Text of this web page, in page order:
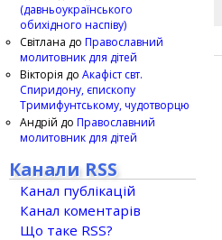
(давньоукраїнського
обихідного наспіву)
Світлана до Православний
молитовник для дітей
Вікторія до Акафіст свт.
Спиридону, єпископу
Тримифунтському, чудотворцю
Андрій до Православний
молитовник для дітей
Канали RSS
Канал публікацій
Канал коментарів
Що таке RSS?